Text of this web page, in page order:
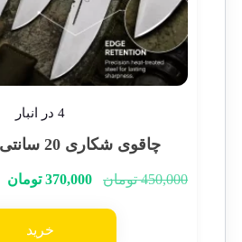
4 در انبار
چاقوی شکاری 20 سانتی استاد قمی
450,000 تومان 370,000 تومان
خرید